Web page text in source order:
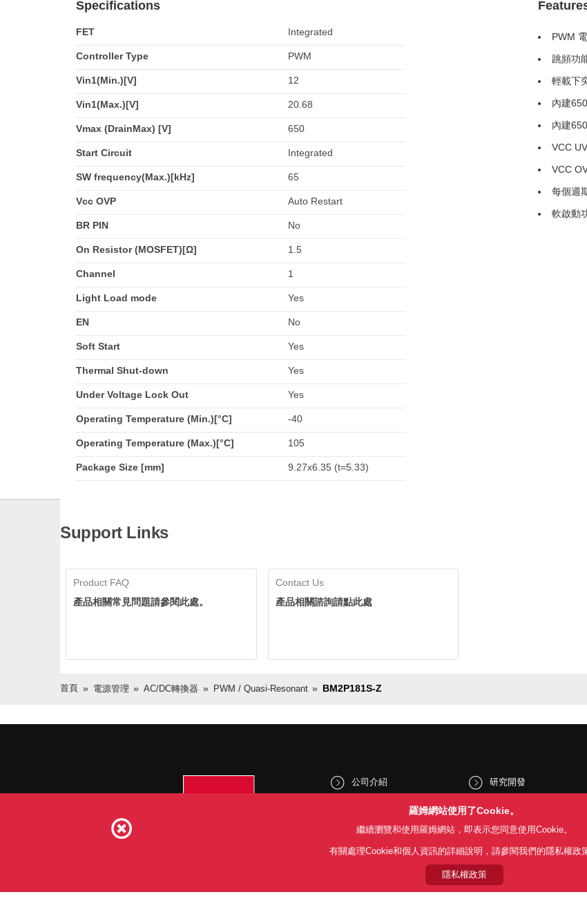
Specifications
FET Integrated
Controller Type PWM
Vin1(Min.)[V] 12
Vin1(Max.)[V] 20.68
Vmax (DrainMax) [V] 650
Start Circuit Integrated
SW frequency(Max.)[kHz] 65
Vcc OVP Auto Restart
BR PIN No
On Resistor (MOSFET)[Ω] 1.5
Channel 1
Light Load mode Yes
EN No
Soft Start Yes
Thermal Shut-down Yes
Under Voltage Lock Out Yes
Operating Temperature (Min.)[°C] -40
Operating Temperature (Max.)[°C] 105
Package Size [mm] 9.27x6.35 (t=5.33)
PWM
跳頻功
輕載下
內建
內建
VCC
VCC
每個週
軟啟動
Support Links
Product FAQ
產品相關常見問題請參閱此處。
Contact Us
產品相關諮詢請點此處
首頁 電源管理 AC/DC轉換器 PWM / Quasi-Resonant BM2P181S-Z
公司介紹
股東和投資人資訊
Sustainability
研究開發
文化與社會
新聞
羅姆網站使用了Cookie。
繼續瀏覽和使用羅姆網站，即表示您同意使用Cookie。
有關處理Cookie和個人資訊的詳細說明，請參閱我們的隱私權政策
隱私權政策